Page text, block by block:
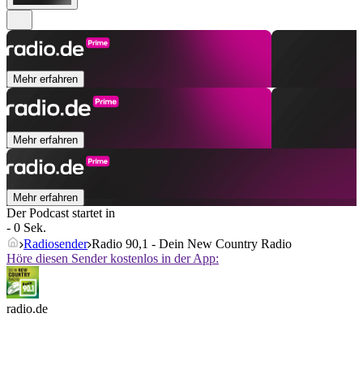
Mehr erfahren
Mehr erfahren
Mehr erfahren
Der Podcast startet in
- 0 Sek.
Radiosender Radio 90,1 - Dein New Country Radio
Höre diesen Sender kostenlos in der App:
radio.de